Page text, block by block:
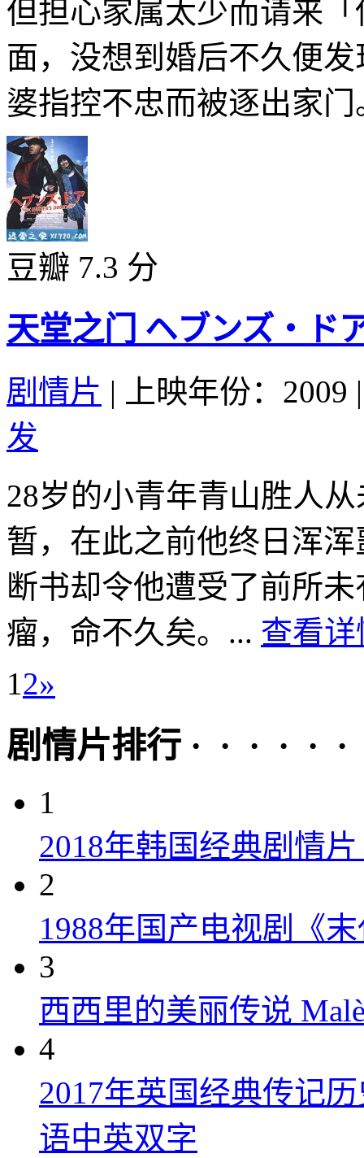
但担心家属太少而请来
面，没想到婚后不久便
婆指控不忠而被逐出家
豆瓣 7.3 分
天堂之门 ヘブンズ・ド
剧情片 | 上映年份：2009 |
发
28岁的小青年青山胜人
暂，在此之前他终日浑
断书却令他遭受了前所
瘤，命不久矣。... 查看详
1 2»
剧情片排行 · · · · · ·
1
2018年韩国经典剧情
2
1988年国产电视剧《
3
西西里的美丽传说
4
2017年英国经典传记
语中英双字